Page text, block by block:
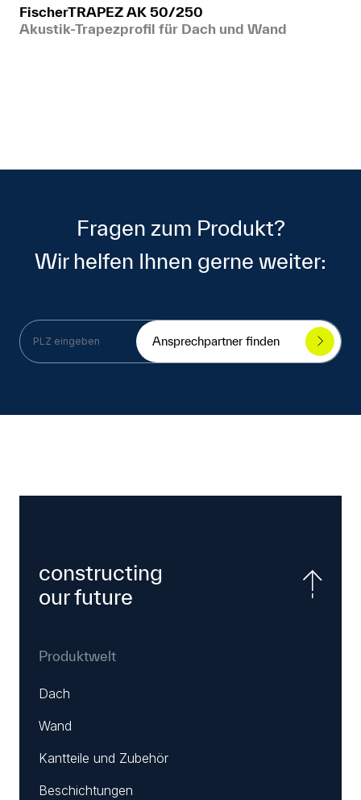
FischerTRAPEZ AK 50/250
Akustik-Trapezprofil für Dach und Wand
Fragen zum Produkt?
Wir helfen Ihnen gerne weiter:
Ansprechpartner finden
constructing
our future
Produktwelt
Dach
Wand
Kantteile und Zubehör
Beschichtungen